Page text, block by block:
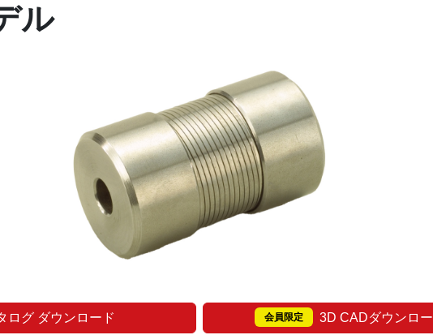
ル
ログ ダウンロード 会員限定 3D CADダウンロ